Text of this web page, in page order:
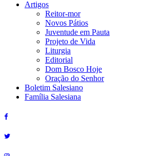
Artigos
Reitor-mor
Novos Pátios
Juventude em Pauta
Projeto de Vida
Liturgia
Editorial
Dom Bosco Hoje
Oração do Senhor
Boletim Salesiano
Família Salesiana